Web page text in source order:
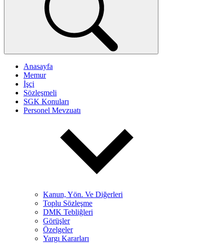
Anasayfa
Memur
İşçi
Sözleşmeli
SGK Konuları
Personel Mevzuatı
Kanun, Yön. Ve Diğerleri
Toplu Sözleşme
DMK Tebliğleri
Görüşler
Özelgeler
Yargı Kararları